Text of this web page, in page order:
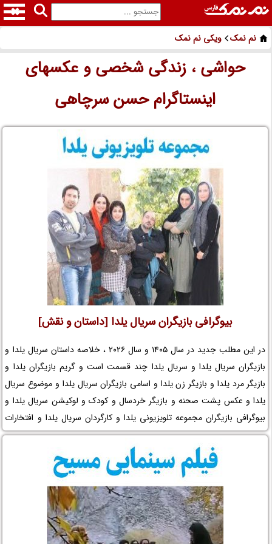
نم نمک ویکی نم نمک
حواشی ، زندگی شخصی و عکسهای
اینستاگرام حسن سرچاهی
بیوگرافی بازیگران سریال یلدا [داستان و نقش]
در این مطلب جدید در سال 1405 و سال 2026 ، خلاصه داستان سریال یلدا و
بازیگران سریال یلدا و سریال یلدا چند قسمت است و گریم بازیگران یلدا و
بازیگر مرد یلدا و بازیگر زن یلدا و اسامی بازیگران سریال یلدا و موضوع سریال
یلدا و عکس پشت صحنه و بازیگر خردسال و کودک و لوکیشن سریال یلدا و
بیوگرافی بازیگران مجموعه تلویزیونی یلدا و کارگردان سریال یلدا و افتخارات
یلدا و جوایز یلدا و عوامل سریال یلدا را در نم نمک ببینید.